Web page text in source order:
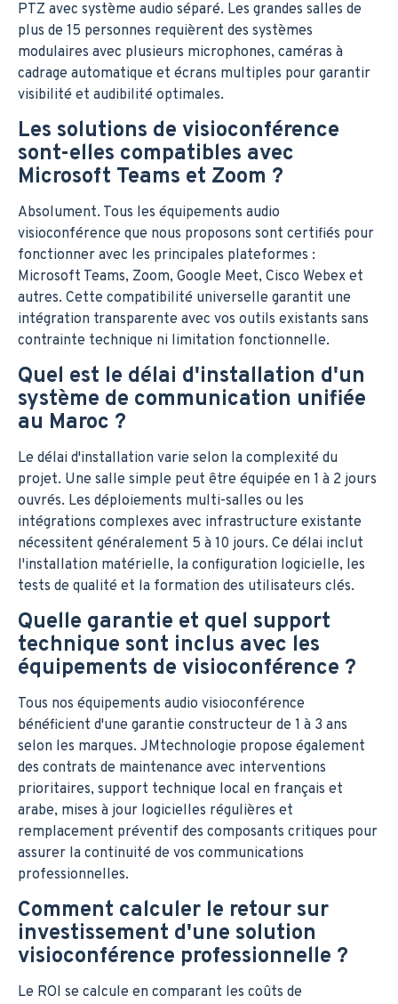
PTZ avec système audio séparé. Les grandes salles de
plus de 15 personnes requièrent des systèmes
modulaires avec plusieurs microphones, caméras à
cadrage automatique et écrans multiples pour garantir
visibilité et audibilité optimales.
Les solutions de visioconférence
sont-elles compatibles avec
Microsoft Teams et Zoom ?
Absolument. Tous les équipements audio
visioconférence que nous proposons sont certifiés pour
fonctionner avec les principales plateformes :
Microsoft Teams, Zoom, Google Meet, Cisco Webex et
autres. Cette compatibilité universelle garantit une
intégration transparente avec vos outils existants sans
contrainte technique ni limitation fonctionnelle.
Quel est le délai d'installation d'un
système de communication unifiée
au Maroc ?
Le délai d'installation varie selon la complexité du
projet. Une salle simple peut être équipée en 1 à 2 jours
ouvrés. Les déploiements multi-salles ou les
intégrations complexes avec infrastructure existante
nécessitent généralement 5 à 10 jours. Ce délai inclut
l'installation matérielle, la configuration logicielle, les
tests de qualité et la formation des utilisateurs clés.
Quelle garantie et quel support
technique sont inclus avec les
équipements de visioconférence ?
Tous nos équipements audio visioconférence
bénéficient d'une garantie constructeur de 1 à 3 ans
selon les marques. JMtechnologie propose également
des contrats de maintenance avec interventions
prioritaires, support technique local en français et
arabe, mises à jour logicielles régulières et
remplacement préventif des composants critiques pour
assurer la continuité de vos communications
professionnelles.
Comment calculer le retour sur
investissement d'une solution
visioconférence professionnelle ?
Le ROI se calcule en comparant les coûts de